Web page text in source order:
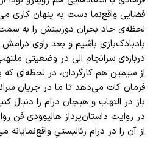
فضایی واقع‌نما دست به پنهان کاری
لحظه‌ی حاد بحران دوربینش را به
بادبادک‌بازی باشیم و بعد راوی درامش
درباره‌ی سرانجام الی در وضعیتی
از سیمین هم کارگردان، در لحظه‌ای که
فرمان کات می‌دهد تا ما در جریان
باز در التهاب و هیجان درام را
در روایت داستان‌پرداز هالیوودی فن
از آن را در درام رئالیستیِ